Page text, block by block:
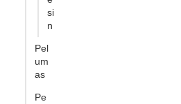
si
n
Pel
um
as
Pe